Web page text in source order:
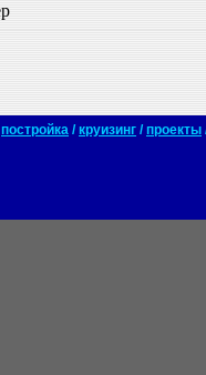
постройка /круизинг /проекты